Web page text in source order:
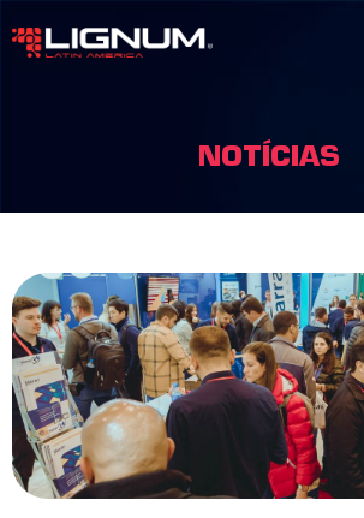
NOTÍCIAS